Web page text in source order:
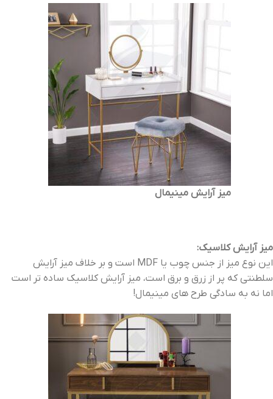
میز آرایش مینیمال
میز آرایش کلاسیک:
این نوع میز از جنس چوب یا MDF است و بر خلاف میز آرایش
سلطنتی که پر از زرق و برق است، میز آرایش کلاسیک ساده تر است
اما نه به سادگی طرح های مینیمال!